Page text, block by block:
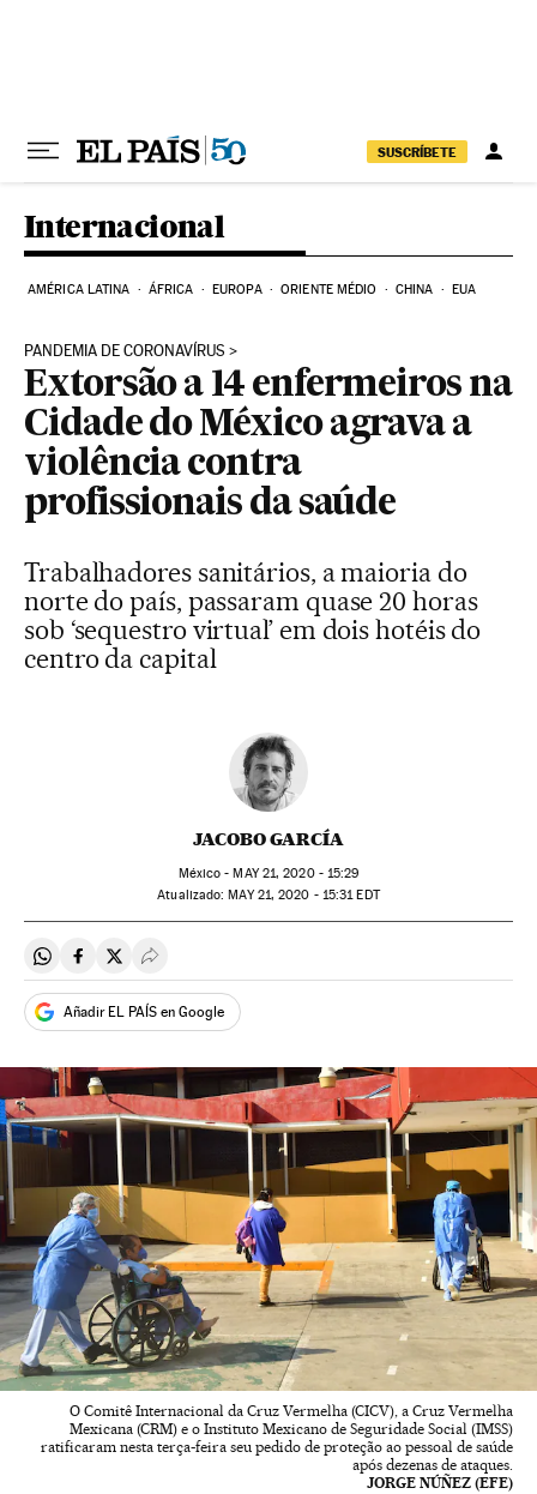
SUSCRÍBETE
Internacional
AMÉRICA LATINA ÁFRICA EUROPA ORIENTE MÉDIO CHINA EUA
PANDEMIA DE CORONAVÍRUS
Extorsão a 14 enfermeiros na
Cidade do México agrava a
violência contra
profissionais da saúde
Trabalhadores sanitários, a maioria do
norte do país, passaram quase 20 horas
sob ‘sequestro virtual’ em dois hotéis do
centro da capital
JACOBO GARCÍA
México -MAY21, 2020 - 15:29
atualizado: MAY21, 2020 - 15:31EDT
Compartir en Whatsapp
Compartir en Facebook
Compartir en Twitter
Desplegar Redes Sociales
Añadir EL PAÍS en Google
O Comitê Internacional da Cruz Vermelha (CICV), a Cruz Vermelha
Mexicana (CRM) e o Instituto Mexicano de Seguridade Social (IMSS)
ratificaram nesta terça-feira seu pedido de proteção ao pessoal de saúde
após dezenas de ataques.
JORGE NÚÑEZ (EFE)